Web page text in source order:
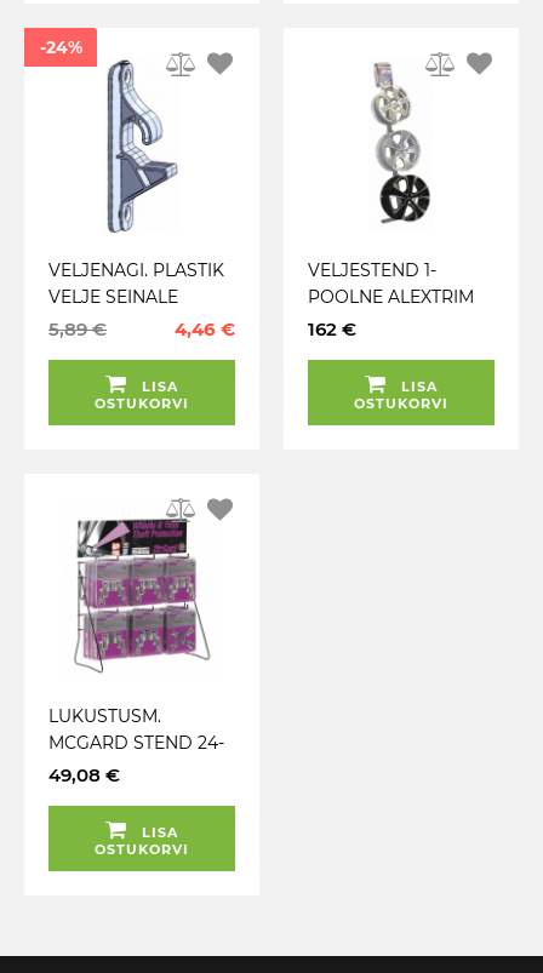
-24%
VELJENAGI. PLASTIK
VELJE SEINALE
KINNITAMISEKS
5,89 € 4,46 €
LISA
OSTUKORVI
VELJESTEND 1-
POOLNE ALEXTRIM
(3TK ALUSEL)
162 €
LISA
OSTUKORVI
LUKUSTUSM.
MCGARD STEND 24-
KOMPL.
49,08 €
LISA
OSTUKORVI